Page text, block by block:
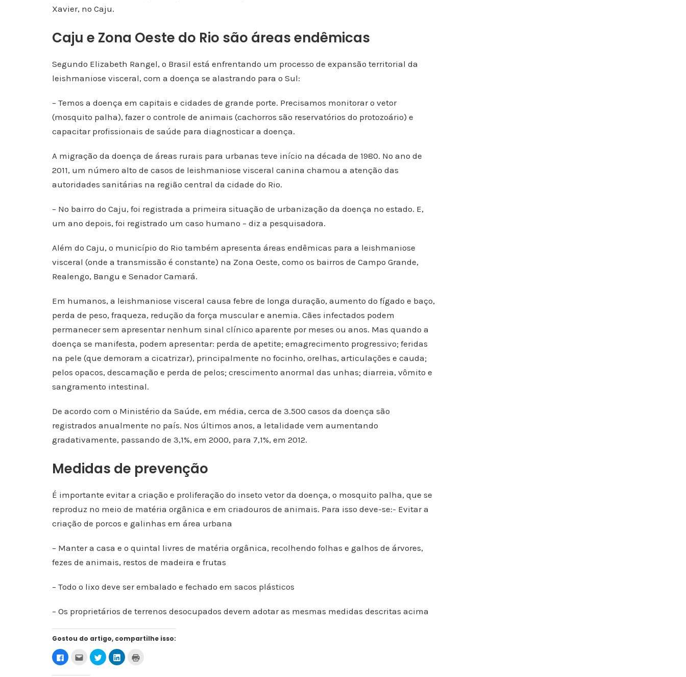
Xavier, no Caju.
Caju e Zona Oeste do Rio são áreas endêmicas
Segundo Elizabeth Rangel, o Brasil está enfrentando um processo de expansão territorial da
leishmaniose visceral, com a doença se alastrando para o Sul:
– Temos a doença em capitais e cidades de grande porte. Precisamos monitorar o vetor
(mosquito palha), fazer o controle de animais (cachorros são reservatórios do protozoário) e
capacitar profissionais de saúde para diagnosticar a doença.
A migração da doença de áreas rurais para urbanas teve início na década de 1980. No ano de
2011, um número alto de casos de leishmaniose visceral canina chamou a atenção das
autoridades sanitárias na região central da cidade do Rio.
– No bairro do Caju, foi registrada a primeira situação de urbanização da doença no estado. E,
um ano depois, foi registrado um caso humano – diz a pesquisadora.
Além do Caju, o município do Rio também apresenta áreas endêmicas para a leishmaniose
visceral (onde a transmissão é constante) na Zona Oeste, como os bairros de Campo Grande,
Realengo, Bangu e Senador Camará.
Em humanos, a leishmaniose visceral causa febre de longa duração, aumento do fígado e baço,
perda de peso, fraqueza, redução da força muscular e anemia. Cães infectados podem
permanecer sem apresentar nenhum sinal clínico aparente por meses ou anos. Mas quando a
doença se manifesta, podem apresentar: perda de apetite; emagrecimento progressivo; feridas
na pele (que demoram a cicatrizar), principalmente no focinho, orelhas, articulações e cauda;
pelos opacos, descamação e perda de pelos; crescimento anormal das unhas; diarreia, vômito e
sangramento intestinal.
De acordo com o Ministério da Saúde, em média, cerca de 3.500 casos da doença são
registrados anualmente no país. Nos últimos anos, a letalidade vem aumentando
gradativamente, passando de 3,1%, em 2000, para 7,1%, em 2012.
Medidas de prevenção
É importante evitar a criação e proliferação do inseto vetor da doença, o mosquito palha, que se
reproduz no meio de matéria orgânica e em criadouros de animais. Para isso deve-se:- Evitar a
criação de porcos e galinhas em área urbana
– Manter a casa e o quintal livres de matéria orgânica, recolhendo folhas e galhos de árvores,
fezes de animais, restos de madeira e frutas
– Todo o lixo deve ser embalado e fechado em sacos plásticos
– Os proprietários de terrenos desocupados devem adotar as mesmas medidas descritas acima
Gostou do artigo, compartilhe isso:
C
l
q q
C
l
C
l